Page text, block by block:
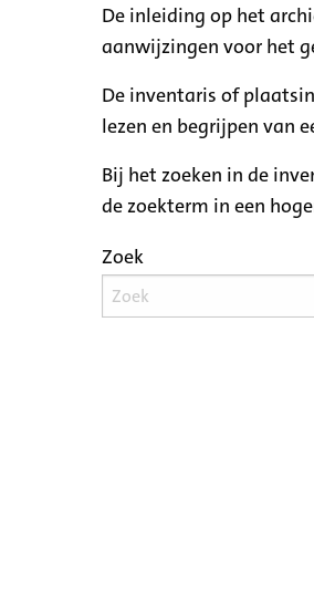
De inleiding op het
aanwijzingen voor het
De inventaris of
lezen en begrijpen van
Bij het zoeken in de
de zoekterm in een
Zoek